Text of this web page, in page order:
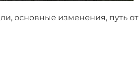
основные изменения, путь от